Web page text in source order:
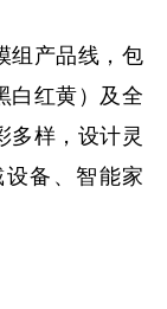
组产品线，包
白红黄）及全
多样，设计灵
备、智能家